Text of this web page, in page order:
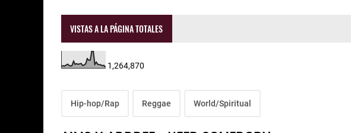
VISTAS A LA PÁGINA TOTALES
1,264,870
Hip-hop/Rap Reggae World/Spiritual